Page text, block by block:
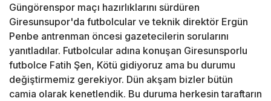
Güngörenspor maçı hazırlıklarını sürdüren
Giresunsupor'da futbolcular ve teknik direktör Ergün
Penbe antrenman öncesi gazetecilerin sorularını
yanıtladılar. Futbolcular adına konuşan Giresunsporlu
futbolce Fatih Şen, Kötü gidiyoruz ama bu durumu
değiştirmemiz gerekiyor. Dün akşam bizler bütün
camia olarak kenetlendik. Bu duruma herkesin taraftarın